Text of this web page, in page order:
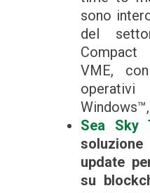
sono
del
VME,
Sea Sky
update
su